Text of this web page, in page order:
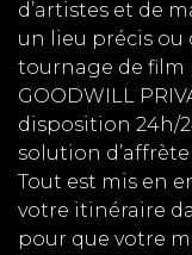
d’artistes et de
un lieu précis ou
tournage de film
GOODWILL
disposition 24h/
solution
Tout est mis en
votre itinéraire
pour que votre